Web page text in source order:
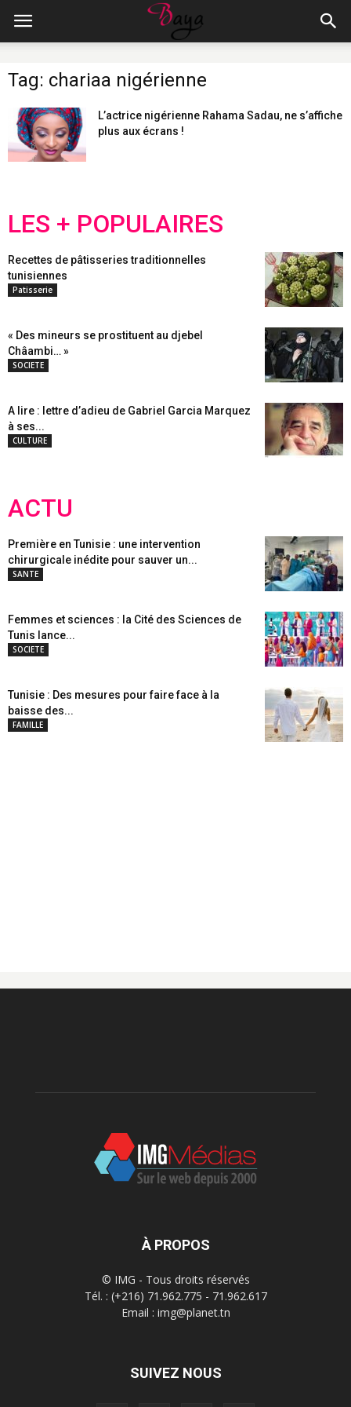
Tag: chariaa nigérienne
L’actrice nigérienne Rahama Sadau, ne s’affiche
plus aux écrans !
LES + POPULAIRES
Recettes de pâtisseries traditionnelles
tunisiennes
Patisserie
« Des mineurs se prostituent au djebel
Châambi… »
SOCIETE
A lire : lettre d’adieu de Gabriel Garcia Marquez
à ses...
CULTURE
ACTU
Première en Tunisie : une intervention
chirurgicale inédite pour sauver un...
SANTE
Femmes et sciences : la Cité des Sciences de
Tunis lance...
SOCIETE
Tunisie : Des mesures pour faire face à la
baisse des...
FAMILLE
À PROPOS
© IMG - Tous droits réservés
Tél. : (+216) 71.962.775 - 71.962.617
Email : img@planet.tn
SUIVEZ NOUS